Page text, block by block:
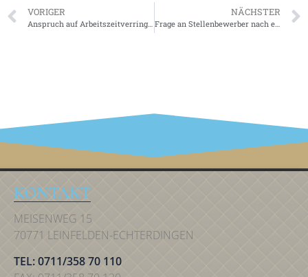
VORIGER NÄCHSTER
Frage an Stellenbewerber nach eingestellten Ermittlungsverfahren ist unzulässig
KONTAKT
MEISENWEG 15
70771 LEINFELDEN-ECHTERDINGEN
TEL: 0711/358 70 110